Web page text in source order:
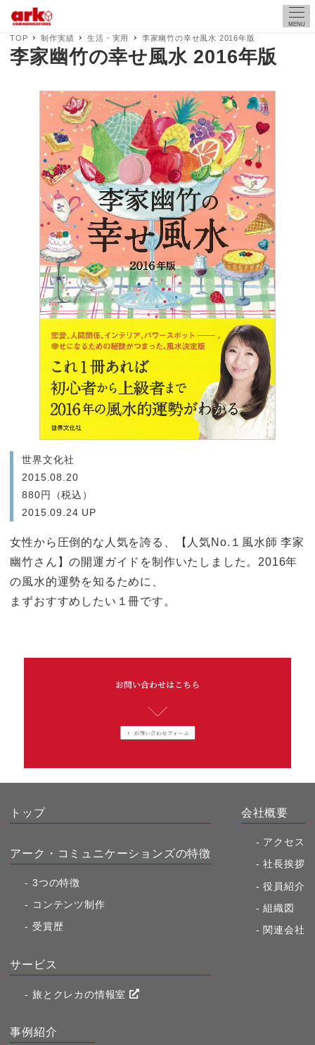
MENU
TOP 制作実績 生活・実用 李家幽竹の幸せ風水 2016年版
李家幽竹の幸せ風水 2016年版
世界文化社
2015.08.20
880円（税込）
2015.09.24 UP
女性から圧倒的な人気を誇る、【人気No.１風水師 李家
幽竹さん】の開運ガイドを制作いたしました。2016年
の風水的運勢を知るために、
まずおすすめしたい１冊です。
トップ
アーク・コミュニケーションズの特徴
3つの特徴
コンテンツ制作
受賞歴
サービス
旅とクレカの情報室
会社概要
アクセス
社長挨拶
役員紹介
組織図
関連会社
事例紹介